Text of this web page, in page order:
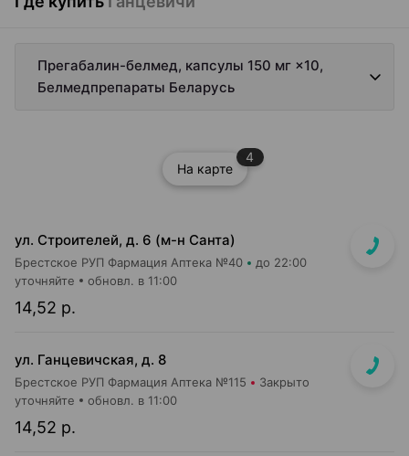
Прегабалин-белмед, капсулы 150 мг ×10,
Белмедпрепараты Беларусь
На карте
4
ул. Строителей, д. 6 (м-н Санта)
Брестское РУП Фармация Аптека №40 до 22:00
14,52 р.
уточняйте обновл. в 11:00
ул. Ганцевичская, д. 8
Брестское РУП Фармация Аптека №115 Закрыто
14,52 р.
уточняйте обновл. в 11:00